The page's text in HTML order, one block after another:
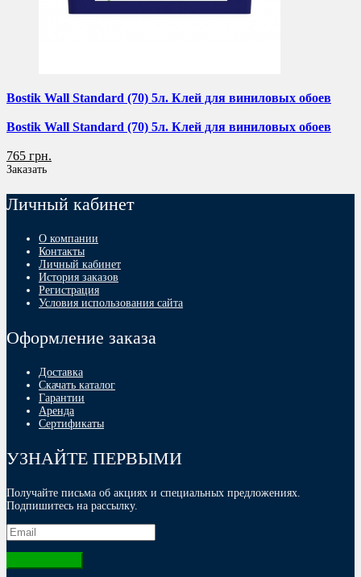
Bostik Wall Standard (70) 5л. Клей для виниловых обоев
Bostik Wall Standard (70) 5л. Клей для виниловых обоев
765 грн.
Заказать
Личный кабинет
О компании
Контакты
Личный кабинет
История заказов
Регистрация
Условия использования сайта
Оформление заказа
Доставка
Скачать каталог
Гарантии
Аренда
Сертификаты
УЗНАЙТЕ ПЕРВЫМИ
Получайте письма об акциях и специальных предложениях.
Подпишитесь на рассылку.